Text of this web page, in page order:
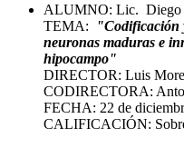
ALUMNO: Lic. Diego
TEMA:
"Codificación
neuronas maduras e
hipocampo"
DIRECTOR: Luis
CODIRECTORA:
FECHA: 22 de
CALIFICACIÓN: